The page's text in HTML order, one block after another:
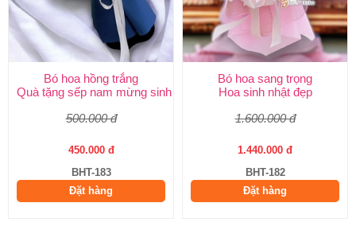
Bó hoa hồng trắng
Quà tặng sếp nam mừng sinh nhật
500.000 đ
450.000 đ
BHT-183
Đặt hàng
Bó hoa sang trọng
Hoa sinh nhật đẹp
1.600.000 đ
1.440.000 đ
BHT-182
Đặt hàng